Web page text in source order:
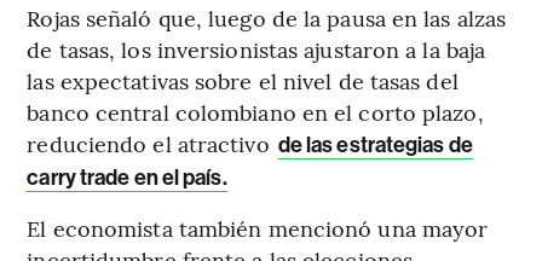
Rojas señaló que, luego de la pausa en las alzas
de tasas, los inversionistas ajustaron a la baja
las expectativas sobre el nivel de tasas del
banco central colombiano en el corto plazo,
reduciendo el atractivo de las estrategias de
carry trade en el país.
El economista también mencionó una mayor